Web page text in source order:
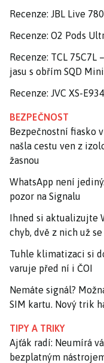
Recenze: JBL Live
Recenze: O2 Pods
Recenze: TCL
jasu s obřím SQD
Recenze: JVC XS-
BEZPEČNOST
Bezpečnostní fiasko
našla cestu ven z
žasnou
WhatsApp není
pozor na Signalu
Ihned si aktualizujte
chyb, dvě z nich už
Tuhle klimatizaci si
varuje před ní i ČOI
Nemáte signál?
SIM kartu. Nový trik
TIPY A TRIKY
Ajťák radí: Neumírá
bezplatným